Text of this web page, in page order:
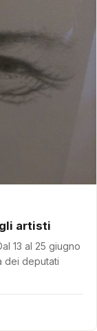
artisti
13 al 25 giugno
dei deputati